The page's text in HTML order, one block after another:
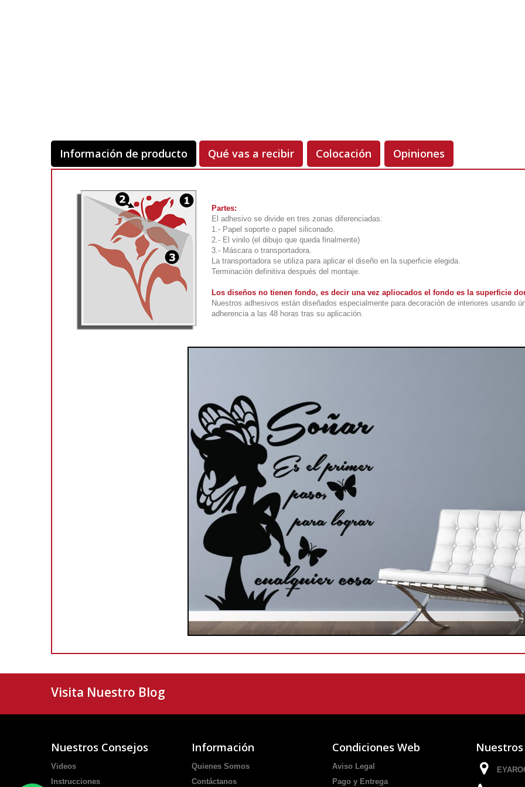
Información de producto Qué vas a recibir Colocación Opiniones
Partes:
El adhesivo se divide en tres zonas diferenciadas:
1.- Papel soporte o papel siliconado.
2.- El vinilo (el dibujo que queda finalmente)
3.- Máscara o transportadora.
La transportadora se utiliza para aplicar el diseño en la superficie elegida.
Terminación definitiva después del montaje.
Los diseños no tienen fondo, es decir una vez apliocados el fondo es la superficie
Nuestros adhesivos están diseñados especialmente para decoración de interiores usando
adherencia a las 48 horas tras su aplicación.
Visita Nuestro Blog
Nuestros Consejos
Videos
Instrucciones
Información
Quienes Somos
Contáctanos
Condiciones Web
Aviso Legal
Pago y Entrega